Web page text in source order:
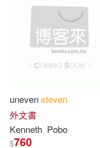
Barrett(85)
Steven D.
Amanda(79)
Central
Brilliance
Author
unevensteven
外文書
Kenneth Pobo
$760